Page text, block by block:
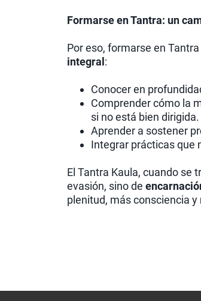
Formarse en Tantra: un
Por eso, formarse en
integral :
Conocer en
Comprender cómo la
si no está bien dirigida.
Aprender a sostener
Integrar prácticas que
El Tantra Kaula, cuando se
evasión, sino de
plenitud, más consciencia y